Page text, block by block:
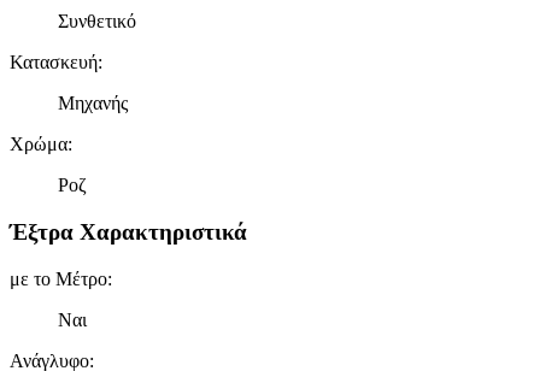
Συνθετικό
Κατασκευή:
Μηχανής
Χρώμα:
Ροζ
Έξτρα Χαρακτηριστικά
με το Μέτρο:
Ναι
Ανάγλυφο: